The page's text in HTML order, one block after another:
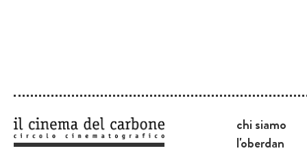
chi siamo
l'oberdan